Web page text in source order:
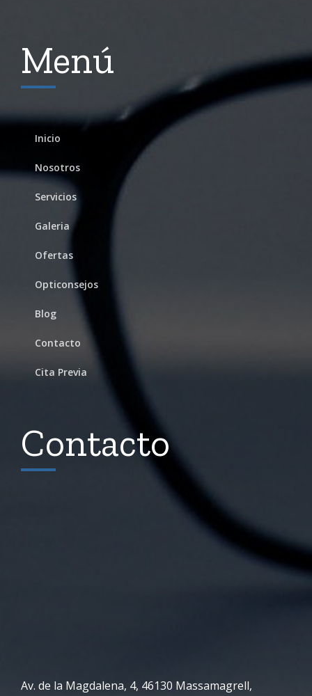
Menú
Inicio
Nosotros
Servicios
Galeria
Ofertas
Opticonsejos
Blog
Contacto
Cita Previa
Contacto
Av. de la Magdalena, 4, 46130 Massamagrell,